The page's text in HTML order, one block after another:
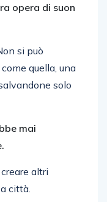
opera di suon
si può
quella, una
solo
mai
altri
città.